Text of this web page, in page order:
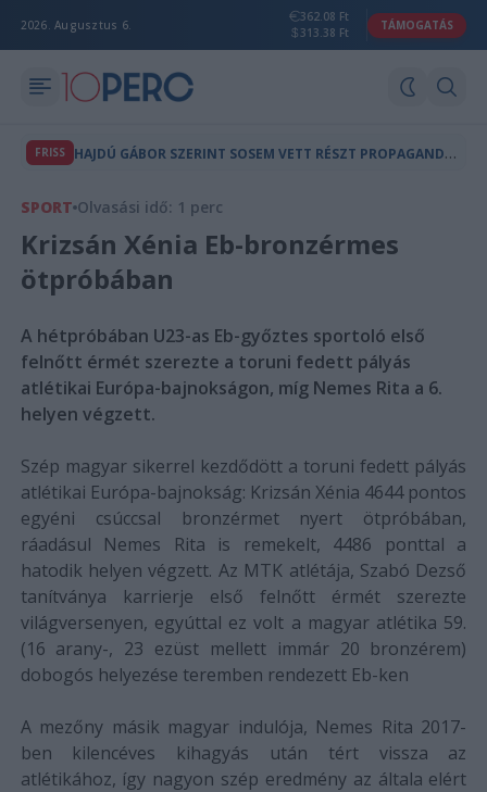
2026. Augusztus 6.
362.08 Ft
313.38 Ft
TÁMOGATÁS
FRISS H
AJDÚ GÁBOR SZERINT SOSEM VETT RÉSZT PROPAGANDAMŰSOROK KÉSZÍTÉSÉBEN
SPORT Olvasási idő: 1 perc
Krizsán Xénia Eb-bronzérmes
ötpróbában
A hétpróbában U23-as Eb-győztes sportoló első
felnőtt érmét szerezte a toruni fedett pályás
atlétikai Európa-bajnokságon, míg Nemes Rita a 6.
helyen végzett.
Szép magyar sikerrel kezdődött a toruni fedett pályás
atlétikai Európa-bajnokság: Krizsán Xénia 4644 pontos
egyéni csúccsal bronzérmet nyert ötpróbában,
ráadásul Nemes Rita is remekelt, 4486 ponttal a
hatodik helyen végzett. Az MTK atlétája, Szabó Dezső
tanítványa karrierje első felnőtt érmét szerezte
világversenyen, egyúttal ez volt a magyar atlétika 59.
(16 arany-, 23 ezüst mellett immár 20 bronzérem)
dobogós helyezése teremben rendezett Eb-ken
A mezőny másik magyar indulója, Nemes Rita 2017-
ben kilencéves kihagyás után tért vissza az
atlétikához, így nagyon szép eredmény az általa elért